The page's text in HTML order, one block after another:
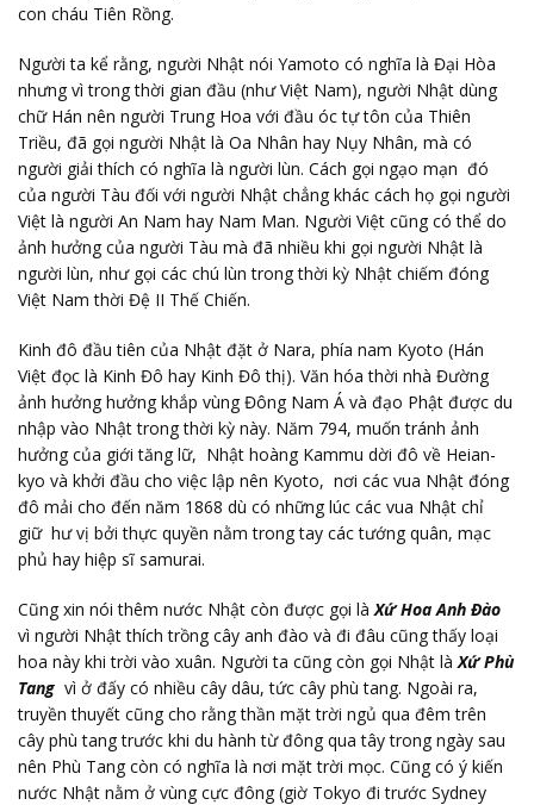
con cháu Tiên Rồng.
Người ta kể rằng, người Nhật nói Yamoto có nghĩa là Đại Hòa
nhưng vì trong thời gian đầu (như Việt Nam), người Nhật dùng
chữ Hán nên người Trung Hoa với đầu óc tự tôn của Thiên
Triều, đã gọi người Nhật là Oa Nhân hay Nụy Nhân, mà có
người giải thích có nghĩa là người lùn. Cách gọi ngạo mạn đó
của người Tàu đối với người Nhật chẳng khác cách họ gọi người
Việt là người An Nam hay Nam Man. Người Việt cũng có thể do
ảnh hưởng của người Tàu mà đã nhiều khi gọi người Nhật là
người lùn, như gọi các chú lùn trong thời kỳ Nhật chiếm đóng
Việt Nam thời Đệ II Thế Chiến.
Kinh đô đầu tiên của Nhật đặt ở Nara, phía nam Kyoto (Hán
Việt đọc là Kinh Đô hay Kinh Đô thị). Văn hóa thời nhà Đường
ảnh hưởng hưởng khắp vùng Đông Nam Á và đạo Phật được du
nhập vào Nhật trong thời kỳ này. Năm 794, muốn tránh ảnh
hưởng của giới tăng lữ, Nhật hoàng Kammu dời đô về Heian-
kyo và khởi đầu cho việc lập nên Kyoto, nơi các vua Nhật đóng
đô mải cho đến năm 1868 dù có những lúc các vua Nhật chỉ
giữ hư vị bởi thực quyền nằm trong tay các tướng quân, mạc
phủ hay hiệp sĩ samurai.
Cũng xin nói thêm nước Nhật còn được gọi là Xứ Hoa Anh Đào
vì người Nhật thích trồng cây anh đào và đi đâu cũng thấy loại
hoa này khi trời vào xuân. Người ta cũng còn gọi Nhật là Xứ Phù
Tang vì ở đấy có nhiều cây dâu, tức cây phù tang. Ngoài ra,
truyền thuyết cũng cho rằng thần mặt trời ngủ qua đêm trên
cây phù tang trước khi du hành từ đông qua tây trong ngày sau
nên Phù Tang còn có nghĩa là nơi mặt trời mọc. Cũng có ý kiến
nước Nhật nằm ở vùng cực đông (giờ Tokyo đi trước Sydney